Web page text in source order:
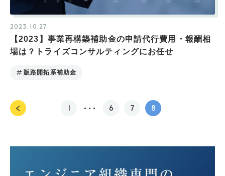
2023.10.27
【2023】事業再構築補助金の申請代行費用・報酬相
場は？トライズコンサルティングにお任せ
販路開拓系補助金
1 6 7 8